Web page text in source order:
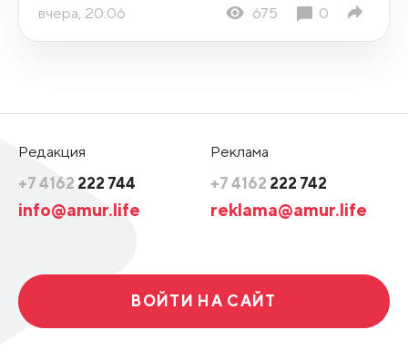
вчера, 20:06 675 0
Редакция
+7 4162 222 744
info@amur.life
Реклама
+7 4162 222 742
reklama@amur.life
ВОЙТИ НА САЙТ